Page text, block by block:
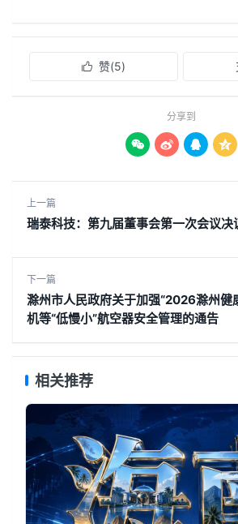
 赞(5)
分享到
   
上一篇
瑞泰科技：第九届董事会第一次会议决
下一篇
滁州市人民政府关于加强“2026滁州健
机等“低慢小”航空器安全管理的通告
相关推荐